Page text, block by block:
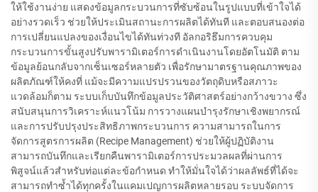
ให้ใช้งานง่าย แสดงข้อมูลกระบวนการที่ซับซ้อนในรูปแบบที่เข้าใจได้
อย่างรวดเร็ว ช่วยให้ประเมินสถานะการผลิตได้ทันที และตอบสนองต่อ
การเปลี่ยนแปลงของเงื่อนไขได้ทันท่วงที อัลกอริธึมการควบคุม
กระบวนการขั้นสูงปรับพารามิเตอร์การดำเนินงานโดยอัตโนมัติ ตาม
ข้อมูลย้อนกลับจากเซ็นเซอร์หลายตัว เพื่อรักษามาตรฐานคุณภาพของ
ผลิตภัณฑ์ให้คงที่ แม้จะมีความแปรปรวนของวัตถุดิบหรือสภาวะ
แวดล้อมก็ตาม ระบบเก็บบันทึกข้อมูลประวัติศาสตร์อย่างกว้างขวาง ซึ่ง
สนับสนุนการวิเคราะห์แนวโน้ม การวางแผนบำรุงรักษาเชิงพยากรณ์
และการปรับปรุงประสิทธิภาพกระบวนการ ความสามารถในการ
จัดการสูตรการผลิต (Recipe Management) ช่วยให้ผู้ปฏิบัติงาน
สามารถบันทึกและเรียกคืนพารามิเตอร์การประมวลผลที่ผ่านการ
พิสูจน์แล้วสำหรับท่อแต่ละข้อกำหนด ทำให้มั่นใจได้ว่าผลลัพธ์ที่ได้จะ
สามารถทำซ้ำได้ทุกครั้งในแคมเปญการผลิตหลายรอบ ระบบจัดการ